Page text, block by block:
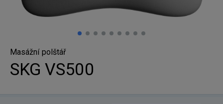
Masážní polštář
SKG VS500